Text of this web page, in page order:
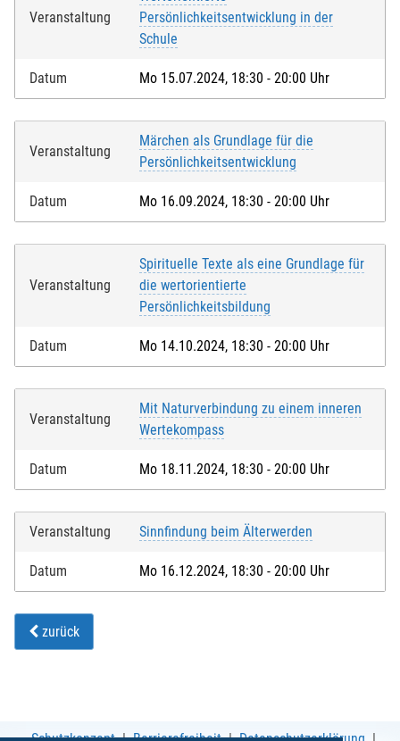
Veranstaltung
Persönlichkeitsentwicklung in der
Schule
Datum Mo 15.07.2024, 18:30 - 20:00 Uhr
Veranstaltung
Märchen als Grundlage für die
Persönlichkeitsentwicklung
Datum Mo 16.09.2024, 18:30 - 20:00 Uhr
Veranstaltung
Spirituelle Texte als eine Grundlage für
die wertorientierte
Persönlichkeitsbildung
Datum Mo 14.10.2024, 18:30 - 20:00 Uhr
Veranstaltung
Mit Naturverbindung zu einem inneren
Wertekompass
Datum Mo 18.11.2024, 18:30 - 20:00 Uhr
Veranstaltung Sinnfindung beim Älterwerden
Datum Mo 16.12.2024, 18:30 - 20:00 Uhr
zurück